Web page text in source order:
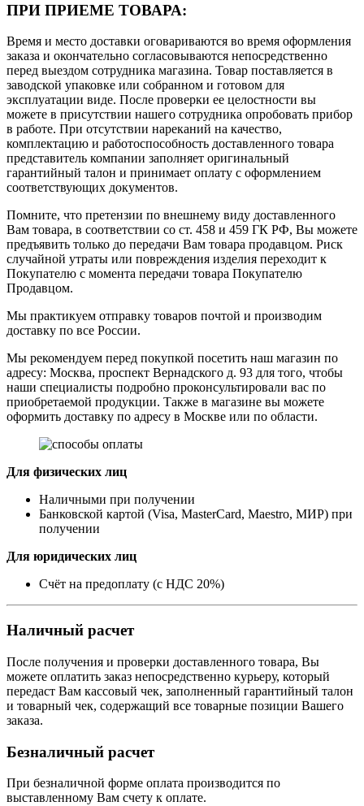
ПРИ ПРИЕМЕ ТОВАРА:
Время и место доставки оговариваются во время оформления
заказа и окончательно согласовываются непосредственно
перед выездом сотрудника магазина. Товар поставляется в
заводской упаковке или собранном и готовом для
эксплуатации виде. После проверки ее целостности вы
можете в присутствии нашего сотрудника опробовать прибор
в работе. При отсутствии нареканий на качество,
комплектацию и работоспособность доставленного товара
представитель компании заполняет оригинальный
гарантийный талон и принимает оплату с оформлением
соответствующих документов.
Помните, что претензии по внешнему виду доставленного
Вам товара, в соответствии со ст. 458 и 459 ГК РФ, Вы можете
предъявить только до передачи Вам товара продавцом. Риск
случайной утраты или повреждения изделия переходит к
Покупателю с момента передачи товара Покупателю
Продавцом.
Мы практикуем отправку товаров почтой и производим
доставку по все России.
Мы рекомендуем перед покупкой посетить наш магазин по
адресу: Москва, проспект Вернадского д. 93 для того, чтобы
наши специалисты подробно проконсультировали вас по
приобретаемой продукции. Также в магазине вы можете
оформить доставку по адресу в Москве или по области.
Для физических лиц
Наличными при получении
Банковской картой (Visa, MasterCard, Maestro, МИР) при
получении
Для юридических лиц
Счёт на предоплату (с НДС 20%)
Наличный расчет
После получения и проверки доставленного товара, Вы
можете оплатить заказ непосредственно курьеру, который
передаст Вам кассовый чек, заполненный гарантийный талон
и товарный чек, содержащий все товарные позиции Вашего
заказа.
Безналичный расчет
При безналичной форме оплата производится по
выставленному Вам счету к оплате.